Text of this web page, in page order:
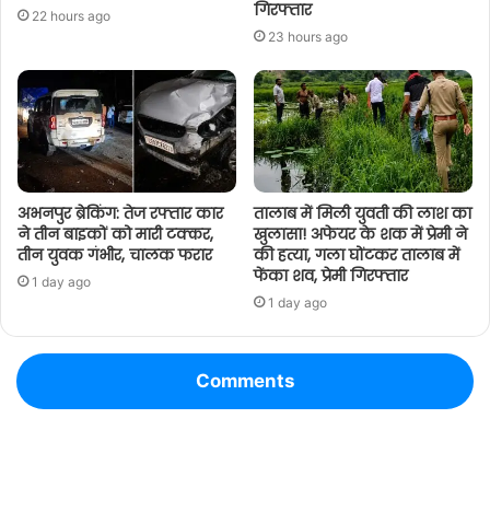
22 hours ago गिरफ्तार
23 hours ago
अभनपुर ब्रेकिंग: तेज रफ्तार कार
ने तीन बाइकों को मारी टक्कर,
तीन युवक गंभीर, चालक फरार
1 day ago
तालाब में मिली युवती की लाश का
खुलासा! अफेयर के शक में प्रेमी ने
की हत्या, गला घोंटकर तालाब में
फेंका शव, प्रेमी गिरफ्तार
1 day ago
Comments